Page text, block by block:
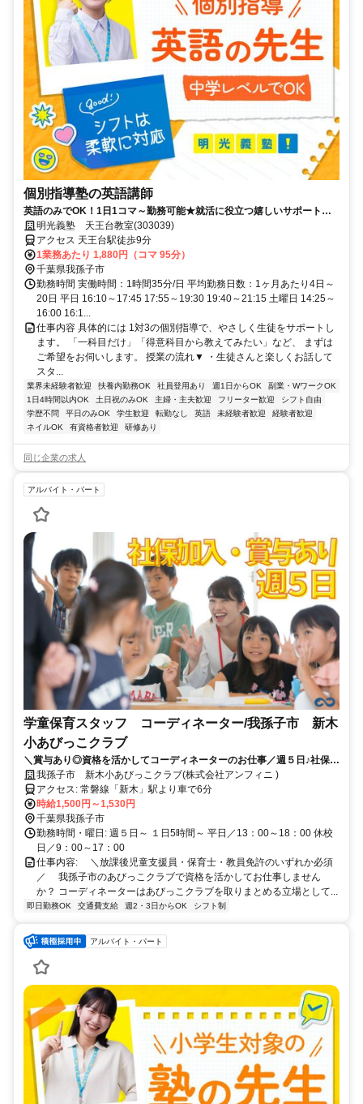
個別指導塾の英語講師
英語のみでOK！1日1コマ～勤務可能★就活に役立つ嬉しいサポートも
◎ミドル・シニアも活躍中
明光義塾 天王台教室(303039)
アクセス 天王台駅徒歩9分
1業務あたり 1,880円（コマ 95分）
千葉県我孫子市
勤務時間 実働時間：1時間35分/日 平均勤務日数：1ヶ月あたり4日～
20日 平日 16:10～17:45 17:55～19:30 19:40～21:15 土曜日 14:25～
16:00 16:1...
仕事内容 具体的には 1対3の個別指導で、やさしく生徒をサポートし
ます。 「一科目だけ」「得意科目から教えてみたい」など、 まずは
ご希望をお伺いします。 授業の流れ▼ ・生徒さんと楽しくお話して
スタ...
業界未経験者歓迎 扶養内勤務OK 社員登用あり 週1日からOK
副業・WワークOK
1日4時間以内OK
土日祝のみOK 主婦・主夫歓迎 フリーター歓迎
シフト自由
学歴不問
平日のみOK 学生歓迎 転勤なし 英語 未経験者歓迎
経験者歓迎
ネイルOK
有資格者歓迎 研修あり
同じ企業の求人
アルバイト・パート
学童保育スタッフ コーディネーター/我孫子市 新木
小あびっこクラブ
＼賞与あり◎資格を活かしてコーディネーターのお仕事／週５日♪社保加
入！全体を把握する立場でお仕事◎
我孫子市 新木小あびっこクラブ(株式会社アンフィニ )
アクセス: 常磐線「新木」駅より車で6分
時給1,500円～1,530円
千葉県我孫子市
勤務時間・曜日: 週５日～ １日5時間～ 平日／13：00～18：00 休校
日／9：00～17：00
仕事内容: ⠀ ＼放課後児童支援員・保育士・教員免許のいずれか必須
／ ⠀ 我孫子市のあびっこクラブで資格を活かしてお仕事しません
か？ コーディネーターはあびっこクラブを取りまとめる立場として...
即日勤務OK 交通費支給 週2・3日からOK シフト制
アルバイト・パート